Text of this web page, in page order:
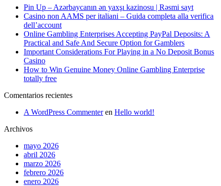
Pin Up – Azərbaycanın ən yaxşı kazinosu | Rəsmi sayt
Casino non AAMS per italiani – Guida completa alla verifica
dell’account
Online Gambling Enterprises Accepting PayPal Deposits: A
Practical and Safe And Secure Option for Gamblers
Important Considerations For Playing in a No Deposit Bonus
Casino
How to Win Genuine Money Online Gambling Enterprise
totally free
Comentarios recientes
A WordPress Commenteren Hello world!
Archivos
mayo 2026
abril 2026
marzo 2026
febrero 2026
enero 2026